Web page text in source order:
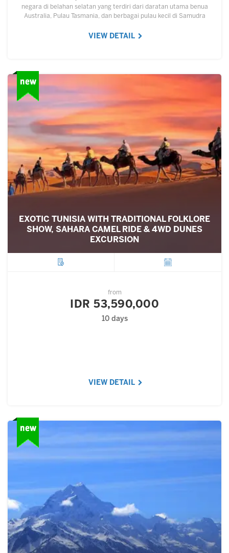
negara di belahan selatan yang terdiri dari daratan utama benua
Australia, Pulau Tasmania, dan berbagai pulau kecil di Samudra
VIEW DETAIL
EXOTIC TUNISIA WITH TRADITIONAL FOLKLORE
SHOW, SAHARA CAMEL RIDE & 4WD DUNES
EXCURSION
from
IDR 53,590,000
10 days
VIEW DETAIL